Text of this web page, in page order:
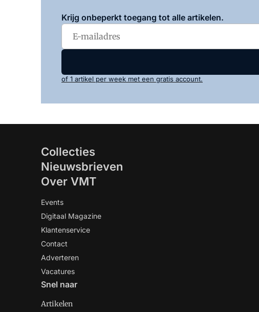
Krijg onbeperkt toegang tot alle artikelen.
of 1 artikel per week met een gratis account.
Collecties
Nieuwsbrieven
Over VMT
Events
Digitaal Magazine
Klantenservice
Contact
Adverteren
Vacatures
Snel naar
Artikelen